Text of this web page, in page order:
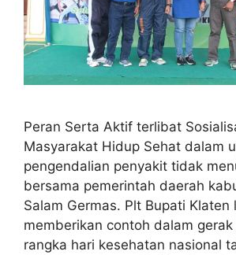
Peran Serta Aktif terlibat
Masyarakat Hidup Sehat dalam
pengendalian penyakit tidak
bersama pemerintah daerah
Salam Germas. Plt Bupati Klaten
memberikan contoh dalam
rangka hari kesehatan nasional